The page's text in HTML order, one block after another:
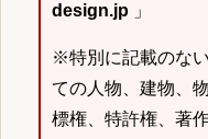
design.jp 」
※特別に記載のな
ての人物、建物、
標権、特許権、著